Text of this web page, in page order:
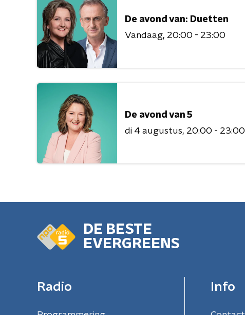
De avond van: Duetten
Vandaag 20:00 - 23:00
De avond van 5
di 4 augustus 20:00 - 23:00
DE BESTE
EVERGREENS
Radio Info